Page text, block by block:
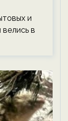
и
в